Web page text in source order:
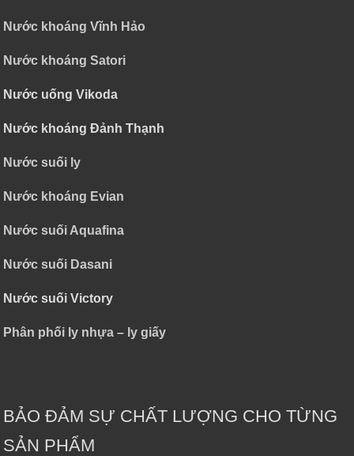
Nước khoáng Vĩnh Hảo
Nước khoáng Satori
Nước uống Vikoda
Nước khoáng Đảnh Thạnh
Nước suối ly
Nước khoáng Evian
Nước suối Aquafina
Nước suối Dasani
Nước suối Victory
Phân phối ly nhựa – ly giấy
BẢO ĐẢM SỰ CHẤT LƯỢNG CHO TỪNG
SẢN PHẨM